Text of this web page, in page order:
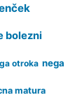
bolezni
otroka nega
matura